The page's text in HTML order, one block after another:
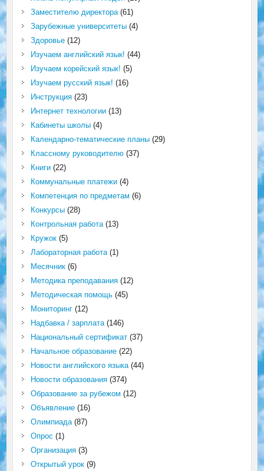
Заместителю директора(61)
Зарубежные университеты(4)
Здоровье(12)
Изучаем английский язык! (44)
Изучаем корейский язык! (5)
Изучаем русский язык! (16)
Инструкция(23)
Интернет технологии(13)
Кабинеты школы(4)
Календарно-тематические планы(29)
Классному руководителю(37)
Книги(22)
Коммунальные платежи(4)
Компетенция по предметам (6)
Конкурсы(28)
Контрольная работа(13)
Кружок(5)
Лабораторная работа(1)
Месячник(6)
Методика преподавания(12)
Методическая помощь(45)
Мониторинг(12)
Надбавка / зарплата(146)
Национальный сертификат(37)
Начальное образование(22)
Новости английского языка(44)
Новости образования(374)
Образование за рубежом (12)
Объявление(16)
Олимпиада(87)
Опрос (1)
Организация(3)
Открытый урок(9)